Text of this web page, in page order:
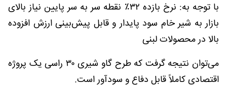
با توجه به: نرخ بازده ۳۲٪ نقطه سر به سر پایین نیاز بالای
بازار به شیر خام سود پایدار و قابل پیش‌بینی ارزش افزوده
بالا در محصولات لبنی
می‌توان نتیجه گرفت که طرح گاو شیری ۳۰ راسی یک پروژه
اقتصادی کاملاً قابل دفاع و سودآور است.